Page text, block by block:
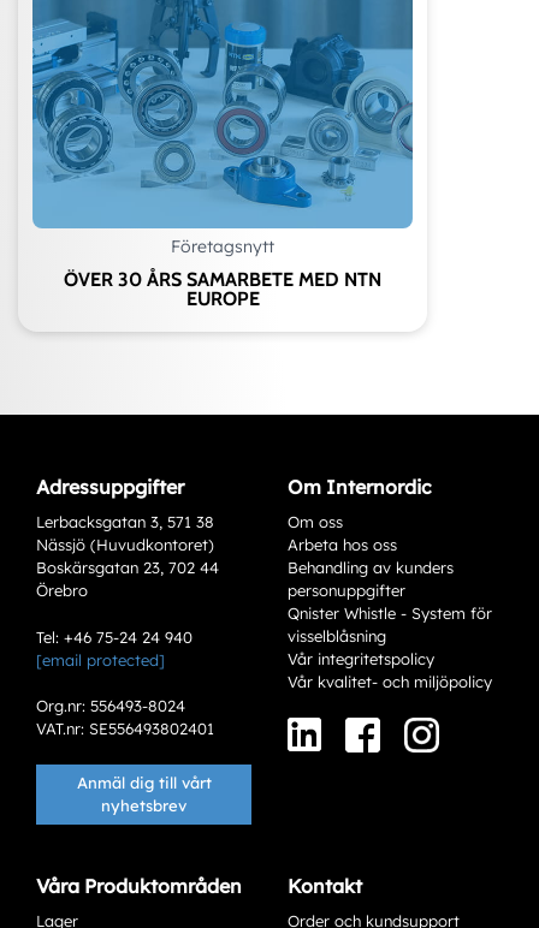
Företagsnytt
ÖVER 30 ÅRS SAMARBETE MED NTN
EUROPE
Varianter
Adressuppgifter
Lerbacksgatan 3, 571 38
Nässjö (Huvudkontoret)
Boskärsgatan 23, 702 44
Örebro
Tel: +46 75-24 24 940
[email protected]
Org.nr: 556493-8024
VAT.nr: SE556493802401
Anmäl dig till vårt
nyhetsbrev
Om Internordic
Om oss
Arbeta hos oss
Behandling av kunders
personuppgifter
Qnister Whistle - System för
visselblåsning
Vår integritetspolicy
Vår kvalitet- och miljöpolicy
Våra Produktområden
Lager
Kontakt
Order och kundsupport